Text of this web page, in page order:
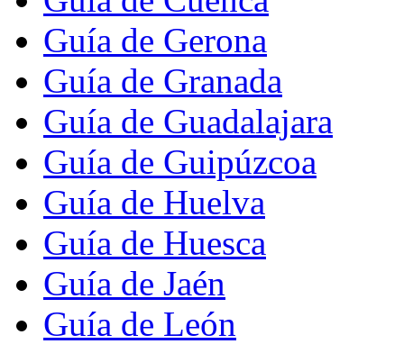
Guía de Gerona
Guía de Granada
Guía de Guadalajara
Guía de Guipúzcoa
Guía de Huelva
Guía de Huesca
Guía de Jaén
Guía de León